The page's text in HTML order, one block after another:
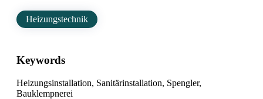
Heizungstechnik
Keywords
Heizungsinstallation, Sanitärinstallation, Spengler,
Bauklempnerei